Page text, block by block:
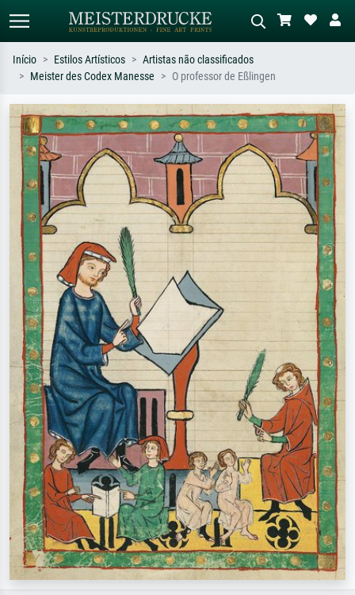
Pesquise por artista, título ou estilo –
ex: Monet, Noite Estrelada,
impressionismo, onda de Hokusai, nu.
Descreva a cena – ex: prado verde,
abstrato com muito vermelho, pintura
a óleo escura, nu em pé ao lado de
uma árvore.
Início Estilos Artísticos
Artistas não classificados
Meister des Codex Manesse
O professor de Eßlingen